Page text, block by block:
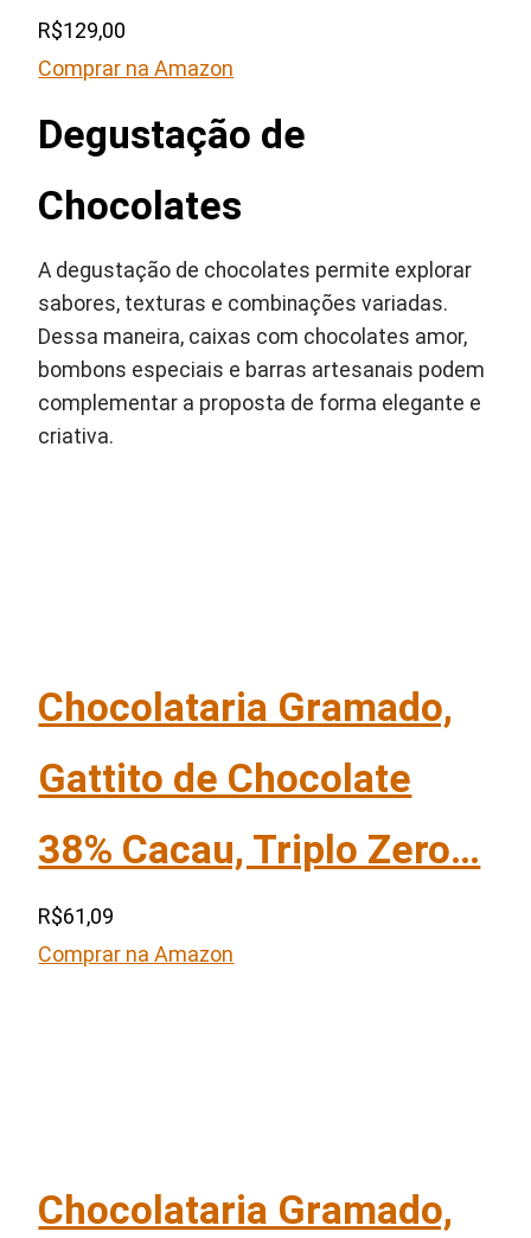
R$129,00
Comprar na Amazon
Degustação de
Chocolates
A degustação de chocolates permite explorar
sabores, texturas e combinações variadas.
Dessa maneira, caixas com chocolates amor,
bombons especiais e barras artesanais podem
complementar a proposta de forma elegante e
criativa.
Chocolataria Gramado,
Gattito de Chocolate
38% Cacau, Triplo Zero…
R$61,09
Comprar na Amazon
Chocolataria Gramado,